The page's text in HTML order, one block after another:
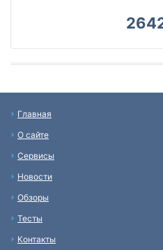
Главная
О сайте
Сервисы
Новости
Обзоры
Тесты
Контакты